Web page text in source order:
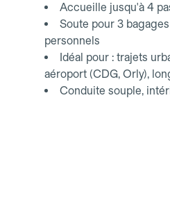
Accueille jusqu'à 4
Soute pour 3
personnels
Idéal pour : trajets
aéroport (CDG, Orly),
Conduite souple,